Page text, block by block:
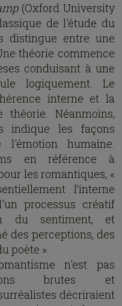
(Oxford University
de l'étude du
distingue entre une
théorie commence
conduisant à une
logiquement. Le
interne et la
théorie. Néanmoins,
indique les façons
l'émotion humaine.
en référence à
les romantiques, «
l’interne
processus créatif
du sentiment, et
des perceptions, des
poète ».
n'est pas
brutes et
décriraient